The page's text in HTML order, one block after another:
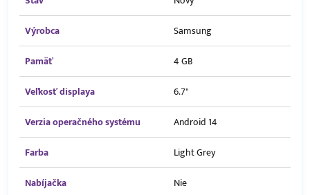
Výrobca
Samsung
Pamäť
4 GB
Veľkosť displaya
6.7"
Verzia operačného systému
Android 14
Farba
Light Grey
Nabíjačka
Nie